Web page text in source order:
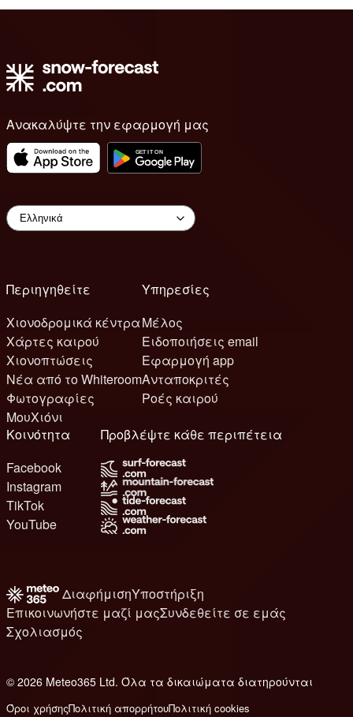
Ανακαλύψτε την εφαρμογή μας
Περιηγηθείτε
Χιονοδρομικά κέντρα
Χάρτες καιρού
Χιονοπτώσεις
Νέα από το Whiteroom
Φωτογραφίες
ΜουΧιόνι
Υπηρεσίες
Μέλος
Ειδοποιήσεις email
Εφαρμογή app
Ανταποκριτές
Ροές καιρού
Κοινότητα
Facebook
Instagram
TikTok
YouTube
Προβλέψτε κάθε περιπέτεια
ΔιαφήμισηΥποστήριξη
Επικοινωνήστε μαζί μαςΣυνδεθείτε σε εμάς
Σχολιασμός
© 2026 Meteo365 Ltd. Όλα τα δικαιώματα διατηρούνται
Όροι χρήσηςΠολιτική απορρήτουΠολιτική cookies